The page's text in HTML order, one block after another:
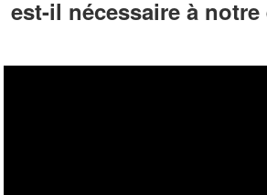
est-il nécessaire à notre